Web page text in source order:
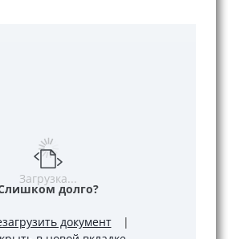
Загрузка...
долго?
документ
|